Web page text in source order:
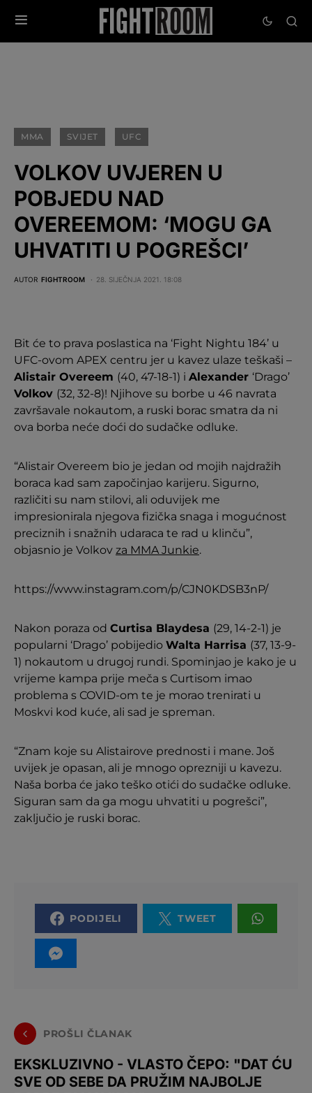
MMA SVIJET UFC
VOLKOV UVJEREN U
POBJEDU NAD
OVEREEMOM: ‘MOGU GA
UHVATITI U POGREŠCI’
AUTOR FIGHTROOM 28. SIJEČNJA 2021. 18:08
Bit će to prava poslastica na ‘Fight Nightu 184’ u
UFC-ovom APEX centru jer u kavez ulaze teškaši –
Alistair Overeem (40, 47-18-1) i Alexander ‘Drago’
Volkov (32, 32-8)! Njihove su borbe u 46 navrata
završavale nokautom, a ruski borac smatra da ni
ova borba neće doći do sudačke odluke.
“Alistair Overeem bio je jedan od mojih najdražih
boraca kad sam započinjao karijeru. Sigurno,
različiti su nam stilovi, ali oduvijek me
impresionirala njegova fizička snaga i mogućnost
preciznih i snažnih udaraca te rad u klinču”,
objasnio je Volkov za MMA Junkie.
https://www.instagram.com/p/CJN0KDSB3nP/
Nakon poraza od Curtisa Blaydesa (29, 14-2-1) je
popularni ‘Drago’ pobijedio Walta Harrisa (37, 13-9-
1) nokautom u drugoj rundi. Spominjao je kako je u
vrijeme kampa prije meča s Curtisom imao
problema s COVID-om te je morao trenirati u
Moskvi kod kuće, ali sad je spreman.
“Znam koje su Alistairove prednosti i mane. Još
uvijek je opasan, ali je mnogo oprezniji u kavezu.
Naša borba će jako teško otići do sudačke odluke.
Siguran sam da ga mogu uhvatiti u pogrešci”,
zaključio je ruski borac.
PODIJELI TWEET
PROŠLI ČLANAK
EKSKLUZIVNO - VLASTO ČEPO: "DAT ĆU
SVE OD SEBE DA PRUŽIM NAJBOLJE